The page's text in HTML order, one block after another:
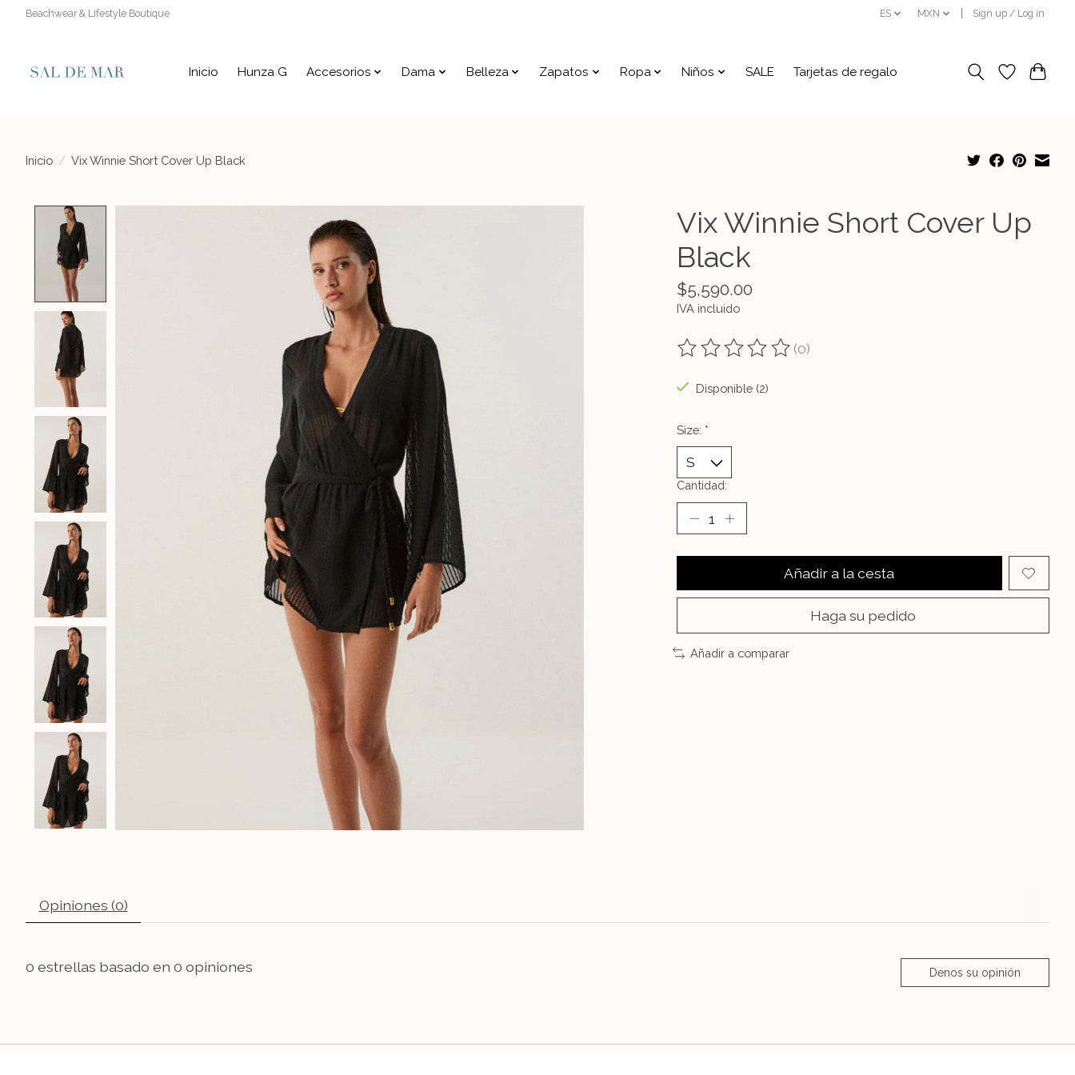
Beachwear & Lifestyle Boutique ES MXN Sign up / Log in
Inicio Hunza G Accesorios Dama Belleza Zapatos Ropa Niños SALE Tarjetas de regalo
Inicio / Vix Winnie Short Cover Up Black
Vix Winnie Short Cover Up
Black
$5,590.00
IVA incluido
The rating of this product is
(0)
Disponible (2)
Size: *
Cantidad:
Añadir a la cesta
Haga su pedido
Añadir a comparar
Opiniones (0)
0 estrellas basado en 0 opiniones Denos su opinión